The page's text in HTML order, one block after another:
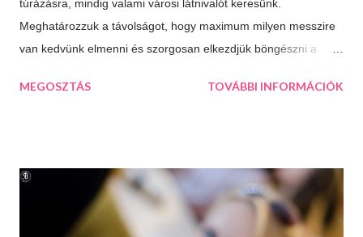
túrázásra, mindig valami városi látnivalót keresünk.
Meghatározzuk a távolságot, hogy maximum milyen messzire
van kedvünk elmenni és szorgosan elkezdjük böngészni a
települést. Így esett a választásunk következő úticélként
lakott, bővelkedik régészeti feltárásokban és kincsekben,
melyeket a város a mai napig lelkiismeretesen ápol és büszkén
meg is mutat a világnak. A százhalom előtag a település
MEGOSZTÁS TOVÁBBI INFORMÁCIÓK